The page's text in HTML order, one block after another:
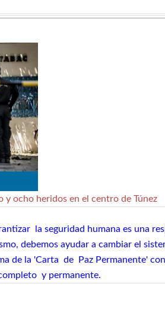
y ocho heridos en el centro de Túnez
la seguridad humana es una
debemos ayudar a cambiar el
de la 'Carta de Paz Permanente'
y permanente.